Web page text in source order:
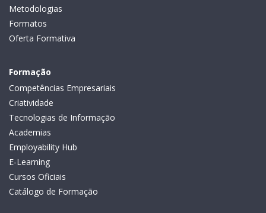
Metodologias
Formatos
Oferta Formativa
Formação
Competências Empresariais
Criatividade
Tecnologias de Informação
Academias
Employability Hub
E-Learning
Cursos Oficiais
Catálogo de Formação